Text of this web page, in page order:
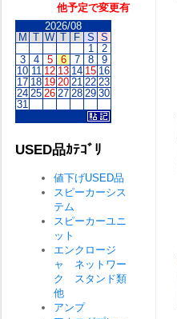
他予定で変更有
2026/08
M T W T F S S
1
2
3
4 5 6 7 8
9
10 11 12 13 14 15 16
17 18 19 20 21 22 23
24 25 26 27 28 29 30
31
USED品ｶﾃｺﾞﾘ
値下げUSED品
スピーカーシス
テム
スピーカーユニ
ット
エンクロージ
ャ ネットワー
ク スタンド類
他
アンプ